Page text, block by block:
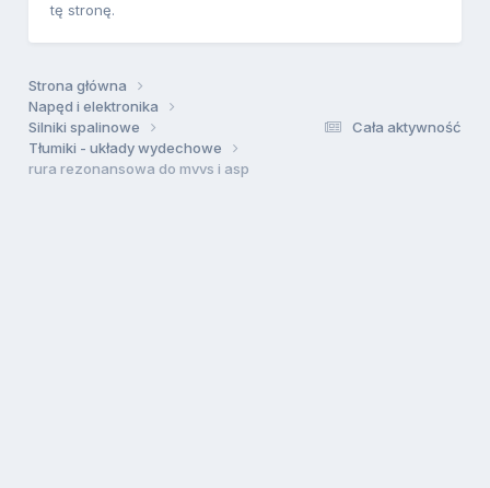
tę stronę.
Cała aktywność
Strona główna
Napęd i elektronika
Silniki spalinowe
Tłumiki - układy wydechowe
rura rezonansowa do mvvs i asp